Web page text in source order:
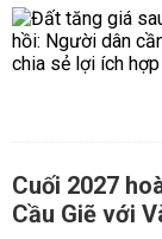
Cuối 2027
Cầu Giẽ với